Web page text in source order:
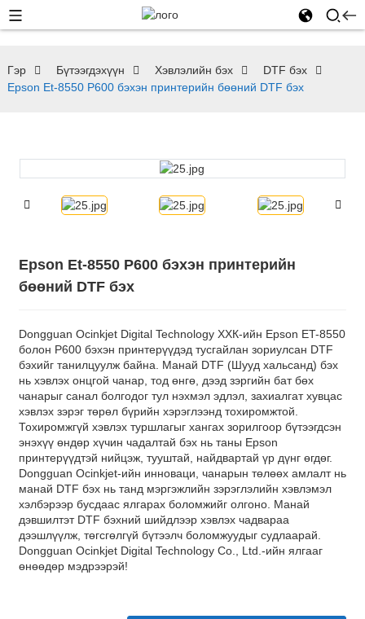
Гэр Бүтээгдэхүүн Хэвлэлийн бэх
DTF бэх
Epson Et-8550 P600 бэхэн принтерийн бөөний DTF бэх
Epson Et-8550 P600 бэхэн принтерийн
бөөний DTF бэх
Dongguan Ocinkjet Digital Technology ХХК-ийн Epson ET-8550
болон P600 бэхэн принтерүүдэд тусгайлан зориулсан DTF
бэхийг танилцуулж байна. Манай DTF (Шууд хальсанд) бэх
нь хэвлэх онцгой чанар, тод өнгө, дээд зэргийн бат бөх
чанарыг санал болгодог тул нэхмэл эдлэл, захиалгат хувцас
хэвлэх зэрэг төрөл бүрийн хэрэглээнд тохиромжтой.
Тохиромжгүй хэвлэх туршлагыг хангах зорилгоор бүтээгдсэн
энэхүү өндөр хүчин чадалтай бэх нь таны Epson
принтерүүдтэй нийцэж, тууштай, найдвартай үр дүнг өгдөг.
Dongguan Ocinkjet-ийн инноваци, чанарын төлөөх амлалт нь
манай DTF бэх нь танд мэргэжлийн зэрэглэлийн хэвлэмэл
хэлбэрээр бусдаас ялгарах боломжийг олгоно. Манай
дэвшилтэт DTF бэхний шийдлээр хэвлэх чадвараа
дээшлүүлж, төгсгөлгүй бүтээлч боломжуудыг судлаарай.
Dongguan Ocinkjet Digital Technology Co., Ltd.-ийн ялгааг
өнөөдөр мэдрээрэй!